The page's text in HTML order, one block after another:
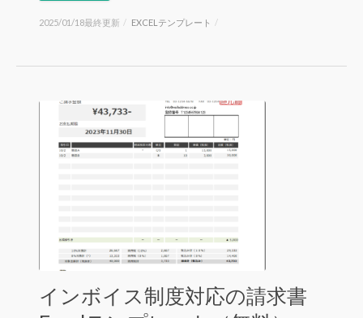
2025/01/18最終更新 / EXCELテンプレート /
インボイス制度対応の請求書